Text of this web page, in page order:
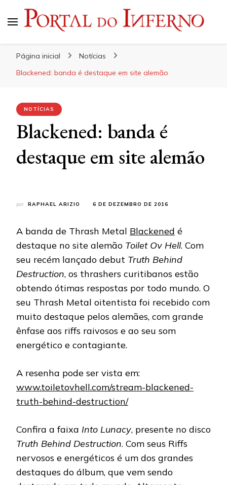
Página inicial
Notícias
Blackened: banda é destaque em site alemão
NOTÍCIAS
Blackened: banda é
destaque em site alemão
por RAPHAEL ARIZIO 6 DE DEZEMBRO DE 2016
A banda de Thrash Metal Blackened é
destaque no site alemão Toilet Ov Hell. Com
seu recém lançado debut Truth Behind
Destruction, os thrashers curitibanos estão
obtendo ótimas respostas por todo mundo. O
seu Thrash Metal oitentista foi recebido com
muito destaque pelos alemães, com grande
ênfase aos riffs raivosos e ao seu som
energético e contagiante.
A resenha pode ser vista em:
www.toiletovhell.com/stream-blackened-
truth-behind-destruction/
Confira a faixa Into Lunacy, presente no disco
Truth Behind Destruction. Com seus Riffs
nervosos e energéticos é um dos grandes
destaques do álbum, que vem sendo